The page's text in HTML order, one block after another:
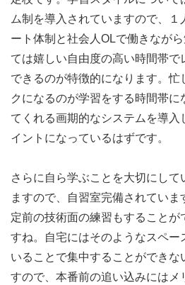
ム制を導入されていますので、
ート体制と社会人OLで働きなが
ては嬉しい自由度の高い時間帯
できるのが特徴的になります。忙
クになるのが学習をする時間帯に
てくれる画期的なシステムを導入
イントになっているはずです。
さらに自ら学ぶことを大切にし
ますので、自習室完備されてい
定前の技術面の練習もすること
すね。自宅にはそのようなスペー
いることで集中することができな
すので、本番前の追い込みにはメ